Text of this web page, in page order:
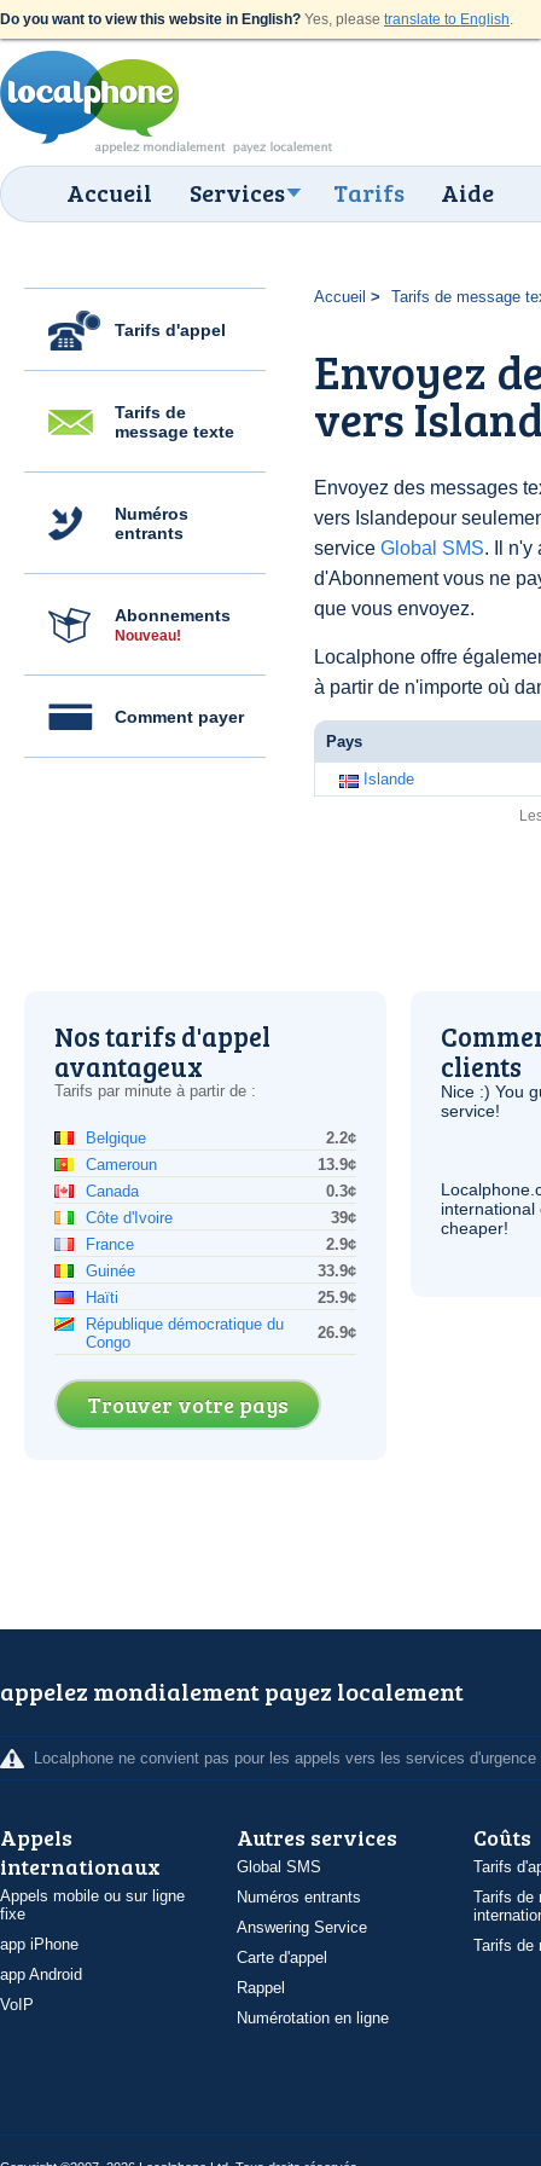
Do you want to view this website in English? Yes, please translate to English.
Accueil Services Tarifs Aide
Tarifs d'appel
Tarifs de
message texte
Numéros
entrants
Abonnements
Nouveau!
Comment payer
Accueil Tarifs de message
Envoyez
vers
Envoyez des messages
vers Islandepour
service Global SMS. Il n'y
d'Abonnement vous ne
que vous envoyez.
Localphone offre
à partir de n'importe où
Pays
Islande
Nos tarifs d'appel
avantageux
Tarifs par minute à partir de :
Belgique
2.2¢
Cameroun
13.9¢
Canada
0.3¢
Côte d'Ivoire
39¢
France
2.9¢
Guinée
33.9¢
Haïti
25.9¢
République démocratique du
Congo
26.9¢
Trouver votre pays
clients
Nice :) You
service!
international
cheaper!
appelez mondialement payez localement
Localphone ne convient pas pour les appels vers les services d'urgence
Appels
internationaux
Appels mobile ou sur ligne
fixe
app iPhone
app Android
VoIP
Autres services
Global SMS
Numéros entrants
Answering Service
Carte d'appel
Rappel
Numérotation en ligne
Coûts
Tarifs
Tarifs de
Tarifs de